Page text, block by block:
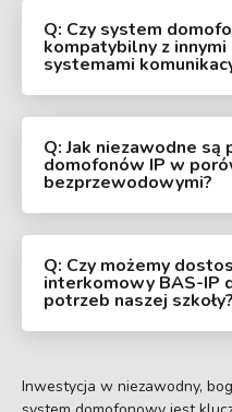
Q: Czy system
kompatybilny z innymi
systemami
Q: Jak niezawodne
domofonów IP w
bezprzewodowymi?
Q: Czy możemy
interkomowy BAS-IP
potrzeb naszej szkoły?
Inwestycja w niezawodny,